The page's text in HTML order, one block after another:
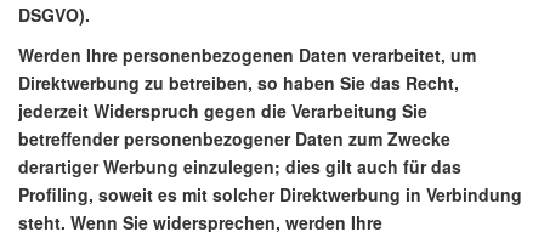
DSGVO).
Werden Ihre personenbezogenen Daten verarbeitet, um
Direktwerbung zu betreiben, so haben Sie das Recht,
jederzeit Widerspruch gegen die Verarbeitung Sie
betreffender personenbezogener Daten zum Zwecke
derartiger Werbung einzulegen; dies gilt auch für das
Profiling, soweit es mit solcher Direktwerbung in Verbindung
steht. Wenn Sie widersprechen, werden Ihre